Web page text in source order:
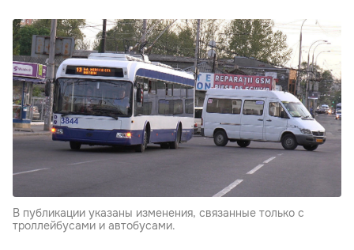
В публикации указаны изменения, связанные только с
троллейбусами и автобусами.